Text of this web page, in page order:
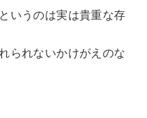
いうのは実は貴重な存
られないかけがえのな